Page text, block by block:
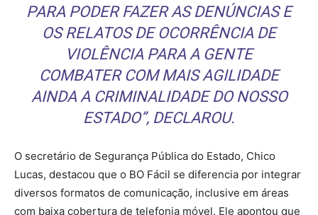
PARA PODER FAZER AS DENÚNCIAS E
OS RELATOS DE OCORRÊNCIA DE
VIOLÊNCIA PARA A GENTE
COMBATER COM MAIS AGILIDADE
AINDA A CRIMINALIDADE DO NOSSO
ESTADO”, DECLAROU.
O secretário de Segurança Pública do Estado, Chico
Lucas, destacou que o BO Fácil se diferencia por integrar
diversos formatos de comunicação, inclusive em áreas
com baixa cobertura de telefonia móvel. Ele apontou que